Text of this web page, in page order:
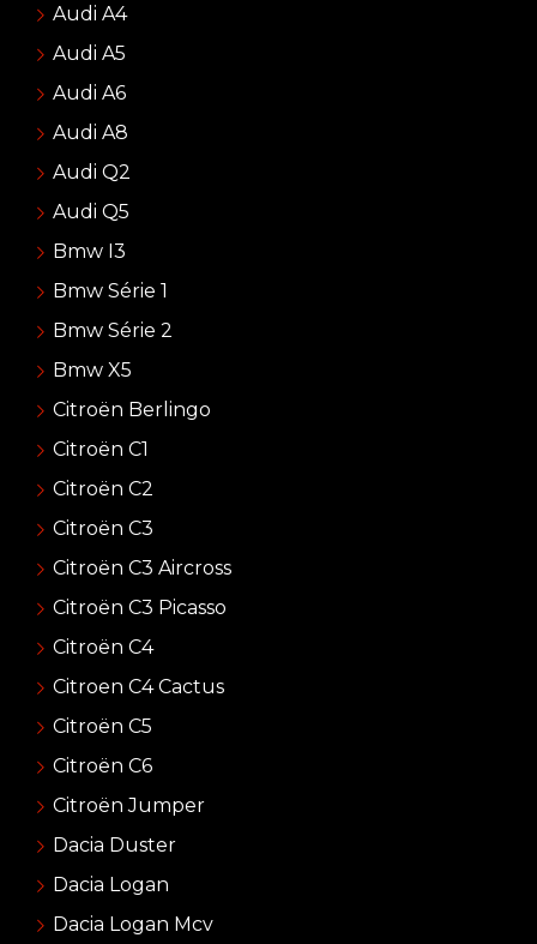
Audi A4
Audi A5
Audi A6
Audi A8
Audi Q2
Audi Q5
Bmw I3
Bmw Série 1
Bmw Série 2
Bmw X5
Citroën Berlingo
Citroën C1
Citroën C2
Citroën C3
Citroën C3 Aircross
Citroën C3 Picasso
Citroën C4
Citroen C4 Cactus
Citroën C5
Citroën C6
Citroën Jumper
Dacia Duster
Dacia Logan
Dacia Logan Mcv